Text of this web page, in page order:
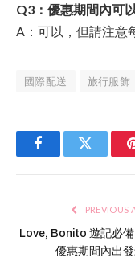
Q3：優惠期間內可
A：可以，但請注意
國際配送 旅行服飾
FacebookTwitter
PREVIOUS
Love, Bonito 遊記必
優惠期間內出